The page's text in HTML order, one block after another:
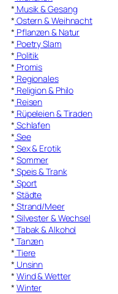
* Musik & Gesang
* Ostern & Weihnacht
* Pflanzen & Natur
* Poetry Slam
* Politik
* Promis
* Regionales
* Religion & Philo
* Reisen
* Rüpeleien & Tiraden
* Schlafen
* See
* Sex & Erotik
* Sommer
* Speis & Trank
* Sport
* Städte
* Strand/Meer
* Silvester & Wechsel
* Tabak & Alkohol
* Tanzen
* Tiere
* Unsinn
* Wind & Wetter
* Winter